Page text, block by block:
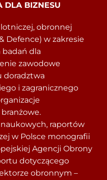
DLA BIZNESU
obronnej
Defence) w zakresie
dla
zawodowe
doradztwa
i zagranicznego
raportów
w Polsce monografii
Agencji Obrony
dotyczącego
obronnym –